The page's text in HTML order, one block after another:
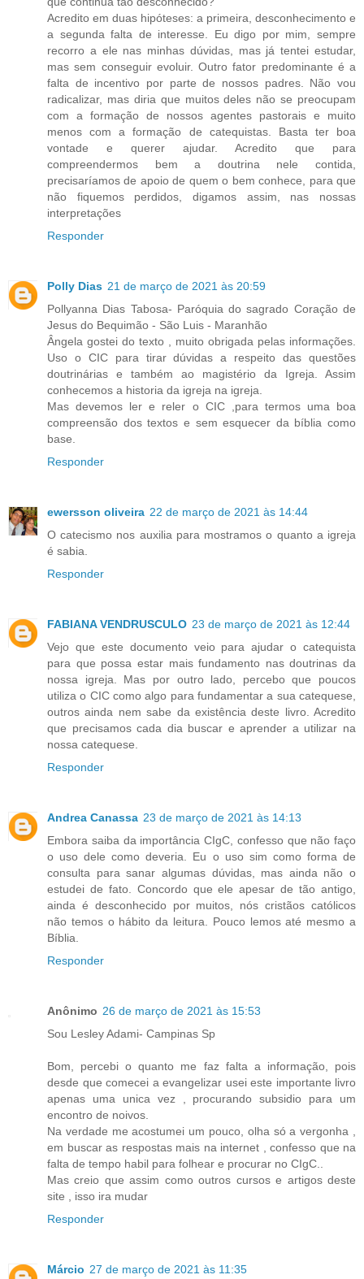
Acredito em duas hipóteses: a primeira, desconhecimento e
a segunda falta de interesse. Eu digo por mim, sempre
recorro a ele nas minhas dúvidas, mas já tentei estudar,
mas sem conseguir evoluir. Outro fator predominante é a
falta de incentivo por parte de nossos padres. Não vou
radicalizar, mas diria que muitos deles não se preocupam
com a formação de nossos agentes pastorais e muito
menos com a formação de catequistas. Basta ter boa
vontade e querer ajudar. Acredito que para
compreendermos bem a doutrina nele contida,
precisaríamos de apoio de quem o bem conhece, para que
não fiquemos perdidos, digamos assim, nas nossas
interpretações
Responder
Polly Dias 21 de março de 2021 às 20:59
Pollyanna Dias Tabosa- Paróquia do sagrado Coração de
Jesus do Bequimão - São Luis - Maranhão
Ângela gostei do texto , muito obrigada pelas informações.
Uso o CIC para tirar dúvidas a respeito das questões
doutrinárias e também ao magistério da Igreja. Assim
conhecemos a historia da igreja na igreja.
Mas devemos ler e reler o CIC ,para termos uma boa
compreensão dos textos e sem esquecer da bíblia como
base.
Responder
ewersson oliveira 22 de março de 2021 às 14:44
O catecismo nos auxilia para mostramos o quanto a igreja
é sabia.
Responder
FABIANA VENDRUSCULO 23 de março de 2021 às 12:44
Vejo que este documento veio para ajudar o catequista
para que possa estar mais fundamento nas doutrinas da
nossa igreja. Mas por outro lado, percebo que poucos
utiliza o CIC como algo para fundamentar a sua catequese,
outros ainda nem sabe da existência deste livro. Acredito
que precisamos cada dia buscar e aprender a utilizar na
nossa catequese.
Responder
Andrea Canassa 23 de março de 2021 às 14:13
Embora saiba da importância CIgC, confesso que não faço
o uso dele como deveria. Eu o uso sim como forma de
consulta para sanar algumas dúvidas, mas ainda não o
estudei de fato. Concordo que ele apesar de tão antigo,
ainda é desconhecido por muitos, nós cristãos católicos
não temos o hábito da leitura. Pouco lemos até mesmo a
Bíblia.
Responder
Anônimo 26 de março de 2021 às 15:53
Sou Lesley Adami- Campinas Sp
Bom, percebi o quanto me faz falta a informação, pois
desde que comecei a evangelizar usei este importante livro
apenas uma unica vez , procurando subsidio para um
encontro de noivos.
Na verdade me acostumei um pouco, olha só a vergonha ,
em buscar as respostas mais na internet , confesso que na
falta de tempo habil para folhear e procurar no CIgC..
Mas creio que assim como outros cursos e artigos deste
site , isso ira mudar
Responder
Márcio 27 de março de 2021 às 11:35